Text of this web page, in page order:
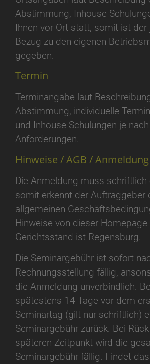
Abstimmung, Inhouse-
Ihnen vor Ort statt, somit ist der
Bezug zu den eigenen
gegeben.
Termin
Terminangabe laut
Abstimmung, individuelle
und Inhouse Schulungen je
Anforderungen.
Hinweise / AGB /
Die Anmeldung muss schriftlich
somit erkennt der Auftraggeber
allgemeinen
Hinweise von dieser Homepage
Gerichtsstand ist Regensburg.
Die Seminargebühr ist sofort
Rechnungsstellung fällig,
die Anmeldung unverbindlich.
spätestens 14 Tage vor dem
Seminartag (gilt nur schriftlich)
Seminargebühr zurück. Bei
späteren Zeitpunkt wird die
Seminargebühr fällig. Findet